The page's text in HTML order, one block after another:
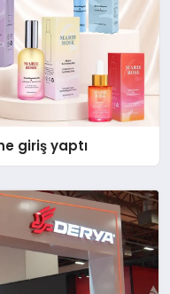
giriş yaptı